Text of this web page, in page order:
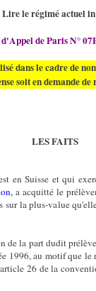
Lire le régimé actuel
de Paris N°
dans le cadre de
soit en demande
LES FAITS
en Suisse et qui
a acquitté le
la plus-value
de la part dudit
1996, au motif que
26 de la